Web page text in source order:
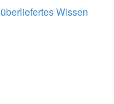
Wissen